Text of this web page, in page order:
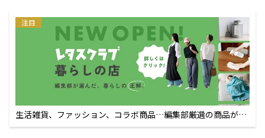
注目
生活雑貨、ファッション、コラボ商品…編集部厳選の商品が買
えるECサイト